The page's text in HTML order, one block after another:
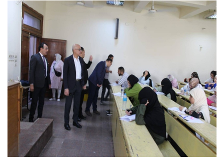
الطلاب
هيئة التدريس
الدراسات العليا
الخريجين
الموظفون
الزائـرون